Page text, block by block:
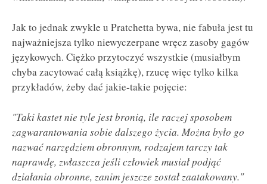
Jak to jednak zwykle u Pratchetta bywa, nie fabuła jest tu
najważniejsza tylko niewyczerpane wręcz zasoby gagów
językowych. Ciężko przytoczyć wszystkie (musiałbym
chyba zacytować całą książkę), rzucę więc tylko kilka
przykładów, żeby dać jakie-takie pojęcie:
"Taki kastet nie tyle jest bronią, ile raczej sposobem
zagwarantowania sobie dalszego życia. Można było go
nazwać narzędziem obronnym, rodzajem tarczy tak
naprawdę, zwłaszcza jeśli człowiek musiał podjąć
działania obronne, zanim jeszcze został zaatakowany."